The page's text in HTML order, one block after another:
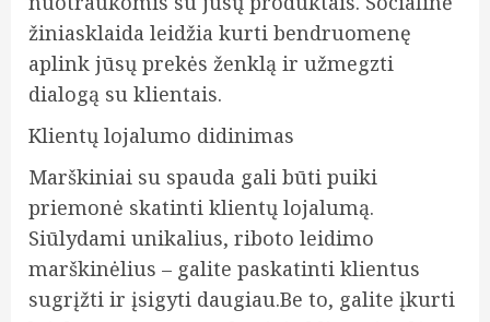
žiniasklaida leidžia kurti bendruomenę
aplink jūsų prekės ženklą ir užmegzti
dialogą su klientais.
Klientų lojalumo didinimas
Marškiniai su spauda gali būti puiki
priemonė skatinti klientų lojalumą.
Siūlydami unikalius, riboto leidimo
marškinėlius – galite paskatinti klientus
sugrįžti ir įsigyti daugiau.Be to, galite įkurti